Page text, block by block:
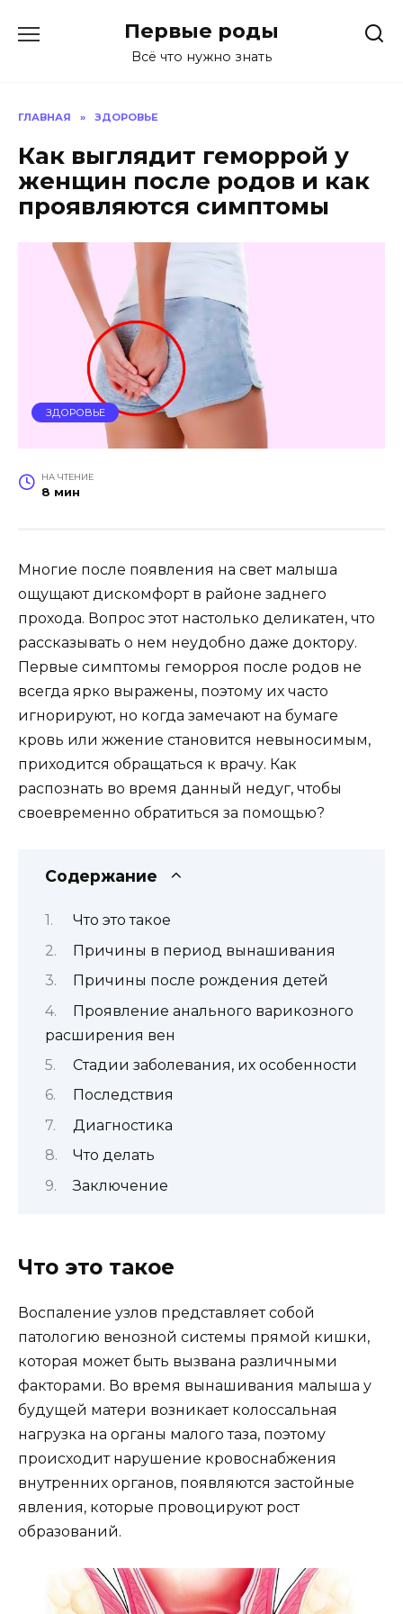
Первые роды
Всё что нужно знать
ГЛАВНАЯ » ЗДОРОВЬЕ
Как выглядит геморрой у
женщин после родов и как
проявляются симптомы
ЗДОРОВЬЕ
НА ЧТЕНИЕ
8 мин
Многие после появления на свет малыша
ощущают дискомфорт в районе заднего
прохода. Вопрос этот настолько деликатен, что
рассказывать о нем неудобно даже доктору.
Первые симптомы геморроя после родов не
всегда ярко выражены, поэтому их часто
игнорируют, но когда замечают на бумаге
кровь или жжение становится невыносимым,
приходится обращаться к врачу. Как
распознать во время данный недуг, чтобы
своевременно обратиться за помощью?
Содержание
Что это такое
Причины в период вынашивания
Причины после рождения детей
Проявление анального варикозного
расширения вен
Стадии заболевания, их особенности
Последствия
Диагностика
Что делать
Заключение
Что это такое
Воспаление узлов представляет собой
патологию венозной системы прямой кишки,
которая может быть вызвана различными
факторами. Во время вынашивания малыша у
будущей матери возникает колоссальная
нагрузка на органы малого таза, поэтому
происходит нарушение кровоснабжения
внутренних органов, появляются застойные
явления, которые провоцируют рост
образований.